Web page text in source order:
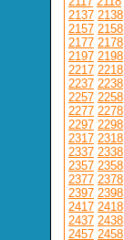
2137 2138
2157 2158
2177 2178
2197 2198
2217 2218
2237 2238
2257 2258
2277 2278
2297 2298
2317 2318
2337 2338
2357 2358
2377 2378
2397 2398
2417 2418
2437 2438
2457 2458